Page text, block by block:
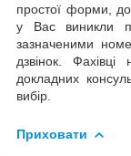
простої форми,
у Вас виникли
зазначеними
дзвінок.
докладних
вибір.
Приховати